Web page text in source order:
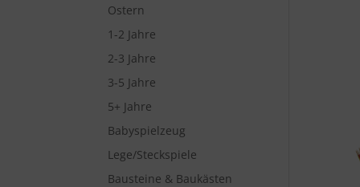
Ostern
1-2 Jahre
2-3 Jahre
3-5 Jahre
5+ Jahre
Babyspielzeug
Lege/Steckspiele
Bausteine & Baukästen